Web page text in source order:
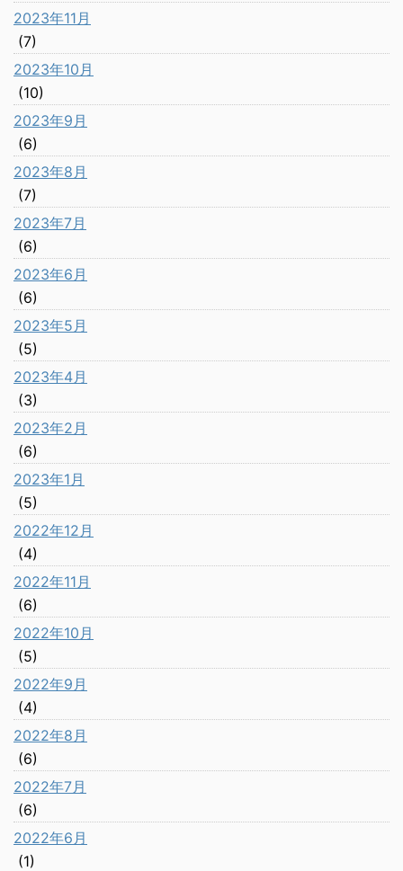
2023年11月
(7)
2023年10月
(10)
2023年9月
(6)
2023年8月
(7)
2023年7月
(6)
2023年6月
(6)
2023年5月
(5)
2023年4月
(3)
2023年2月
(6)
2023年1月
(5)
2022年12月
(4)
2022年11月
(6)
2022年10月
(5)
2022年9月
(4)
2022年8月
(6)
2022年7月
(6)
2022年6月
(1)